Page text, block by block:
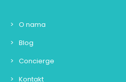
O nama
Blog
Concierge
Kontakt